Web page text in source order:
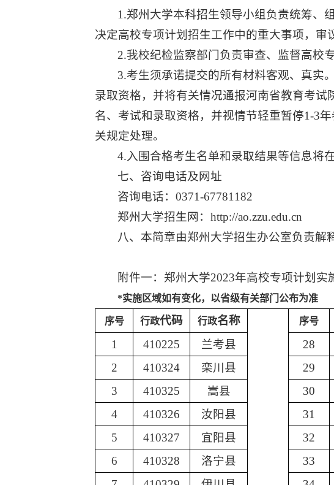
1.郑州大学本科招生领导小组负责统筹、
决定高校专项计划招生工作中的重大事项，审
2.我校纪检监察部门负责审查、监督高校
3.考生须承诺提交的所有材料客观、真实
录取资格，并将有关情况通报河南省教育考
名、考试和录取资格，并视情节轻重暂停1-3
关规定处理。
4.入围合格考生名单和录取结果等信息将
七、咨询电话及网址
咨询电话：0371-67781182
郑州大学招生网：http://ao.zzu.edu.cn
八、本简章由郑州大学招生办公室负责解
附件一：郑州大学2023年高校专项计划实
*实施区域如有变化，以省级有关部门公布为准
序号 行政代码 行政名称 序号
1
410225 兰考县 28
2
410324 栾川县 29
3
410325 嵩县 30
4
410326 汝阳县 31
5
410327 宜阳县 32
6
410328 洛宁县 33